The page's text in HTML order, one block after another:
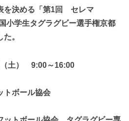
を決める「第1回 セレマ
小学生タグラグビー選手権京都
。
（土） 9:00～16:00
トボール協会